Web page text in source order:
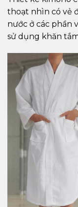
thoạt nhìn có vẻ
nước ở các phần
sử dụng khăn